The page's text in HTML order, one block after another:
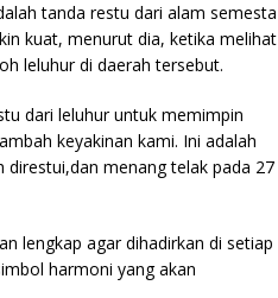
tanda restu dari alam semesta
kuat, menurut dia, ketika melihat
leluhur di daerah tersebut.
dari leluhur untuk memimpin
keyakinan kami. Ini adalah
menang telak pada 27
lengkap agar dihadirkan di setiap
harmoni yang akan